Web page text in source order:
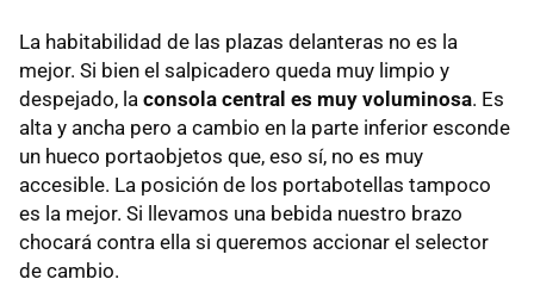
La habitabilidad de las plazas delanteras no es la
mejor. Si bien el salpicadero queda muy limpio y
despejado, la consola central es muy voluminosa. Es
alta y ancha pero a cambio en la parte inferior esconde
un hueco portaobjetos que, eso sí, no es muy
accesible. La posición de los portabotellas tampoco
es la mejor. Si llevamos una bebida nuestro brazo
chocará contra ella si queremos accionar el selector
de cambio.